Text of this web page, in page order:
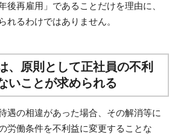
後再雇用」であることだけを理由に、
れるわけではありません。
、原則として正社員の不利
いことが求められる
遇の相違があった場合、その解消等に
労働条件を不利益に変更することな